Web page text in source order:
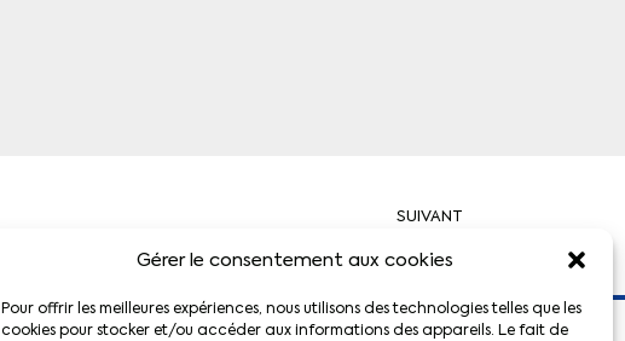
Gérer le consentement aux cookies
Pour offrir les meilleures expériences, nous utilisons des technologies telles que les
cookies pour stocker et/ou accéder aux informations des appareils. Le fait de
SUIVANT